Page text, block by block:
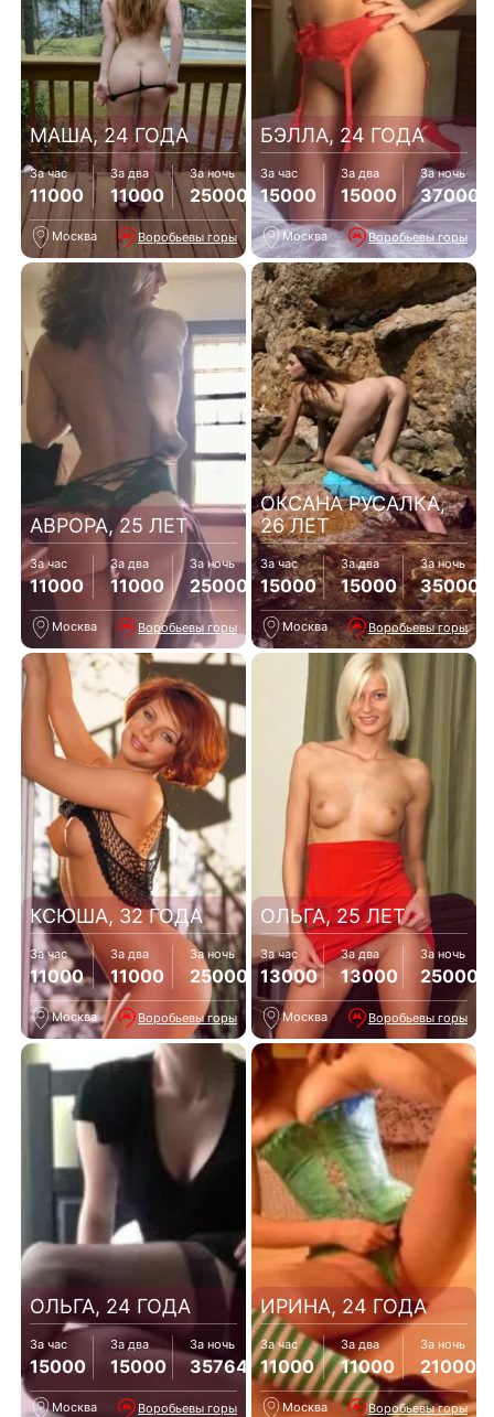
МАША, 24 ГОДА
За час
11000
За два
11000
За ночь
25000
Москва Воробьевы горы
БЭЛЛА, 24 ГОДА
За час
15000
За два
15000
За ночь
37000
Москва Воробьевы горы
АВРОРА, 25 ЛЕТ
За час
11000
За два
11000
За ночь
25000
Москва Воробьевы горы
ОКСАНА РУСАЛКА,
26 ЛЕТ
За час
15000
За два
15000
За ночь
35000
Москва Воробьевы горы
КСЮША, 32 ГОДА
За час
11000
За два
11000
За ночь
25000
Москва Воробьевы горы
ОЛЬГА, 25 ЛЕТ
За час
13000
За два
13000
За ночь
25000
Москва Воробьевы горы
ОЛЬГА, 24 ГОДА
За час
15000
За два
15000
За ночь
35764
Москва Воробьевы горы
ИРИНА, 24 ГОДА
За час
11000
За два
11000
За ночь
21000
Москва Воробьевы горы